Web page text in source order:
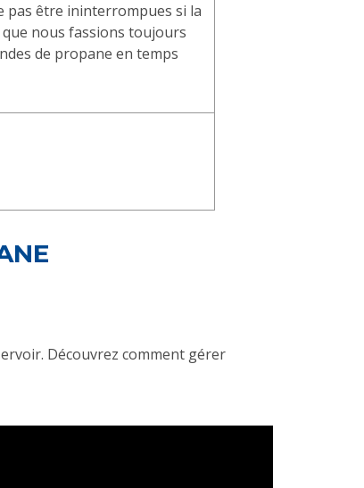
pas être ininterrompues si la
nous fassions toujours
de propane en temps
Découvrez comment gérer